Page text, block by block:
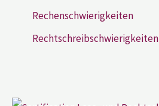
Rechenschwierigkeiten
Rechtschreibschwierigkeiten